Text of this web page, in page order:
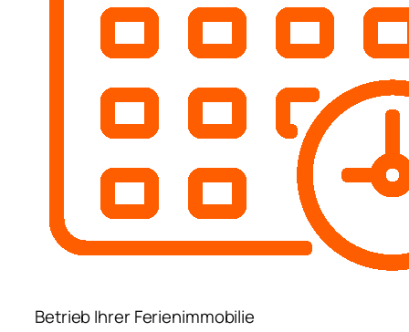
Betrieb Ihrer Ferienimmobilie